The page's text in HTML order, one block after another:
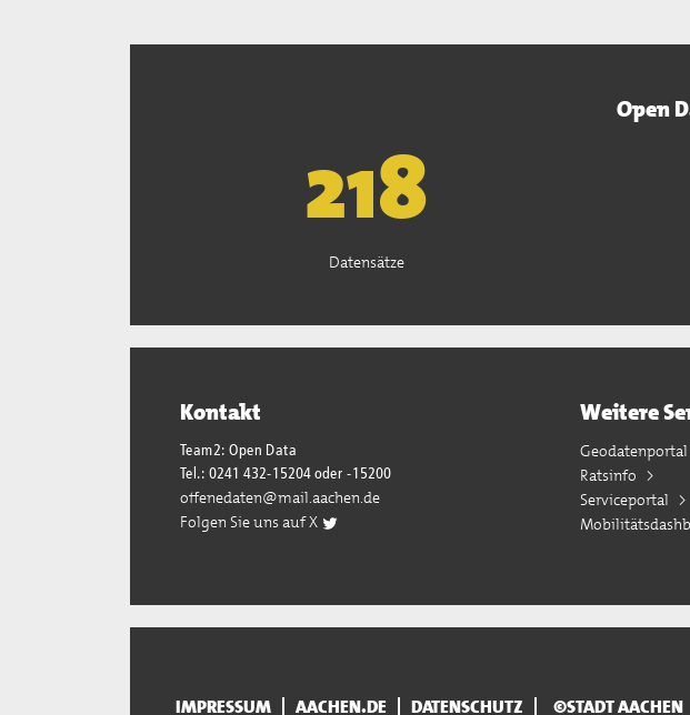
Open
221
Datensätze
Kontakt
Team2: Open Data
Tel.: 0241 432-15204 oder -15200
offenedaten@mail.aachen.de
Folgen Sie uns auf X
Weitere
Geodatenportal
Ratsinfo
Serviceportal
IMPRESSUM AACHEN.DE DATENSCHUTZ ©STADT AACHEN